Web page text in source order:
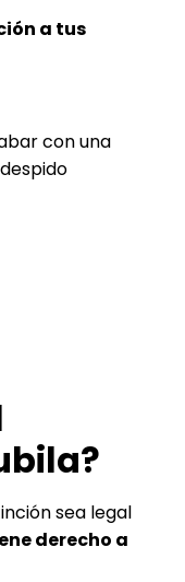
a tus
con una
sea legal
derecho a